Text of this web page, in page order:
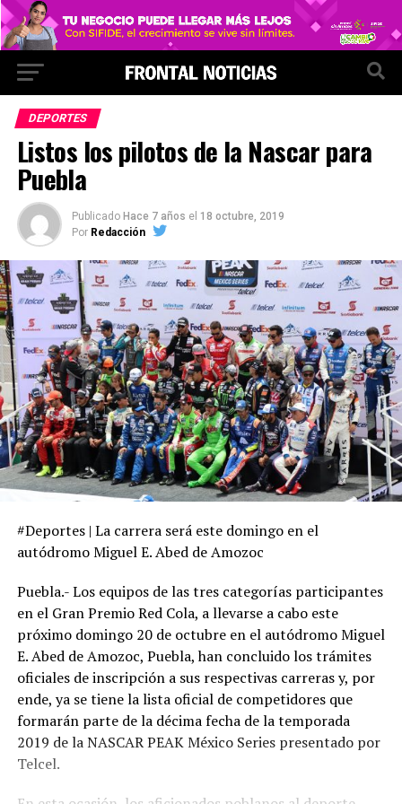
DEPORTES
Listos los pilotos de la Nascar para
Puebla
Publicado Hace 7 años el 18 octubre, 2019
Por Redacción
#Deportes | La carrera será este domingo en el
autódromo Miguel E. Abed de Amozoc
Puebla.- Los equipos de las tres categorías participantes
en el Gran Premio Red Cola, a llevarse a cabo este
próximo domingo 20 de octubre en el autódromo Miguel
E. Abed de Amozoc, Puebla, han concluido los trámites
oficiales de inscripción a sus respectivas carreras y, por
ende, ya se tiene la lista oficial de competidores que
formarán parte de la décima fecha de la temporada
2019 de la NASCAR PEAK México Series presentado por
Telcel.